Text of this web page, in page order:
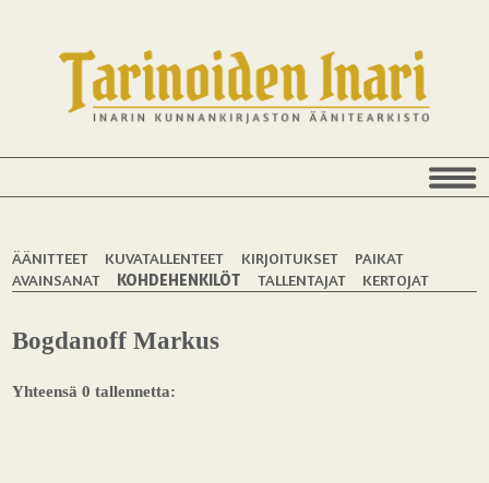
ÄÄNITTEET KUVATALLENTEET KIRJOITUKSET
PAIKAT
AVAINSANAT
KOHDEHENKILÖT TALLENTAJAT KERTOJAT
Bogdanoff Markus
Yhteensä 0 tallennetta: